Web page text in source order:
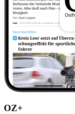
OZ+